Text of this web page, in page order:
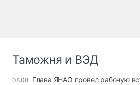
Таможня и ВЭД
08.08 Глава ЯНАО провел рабочую